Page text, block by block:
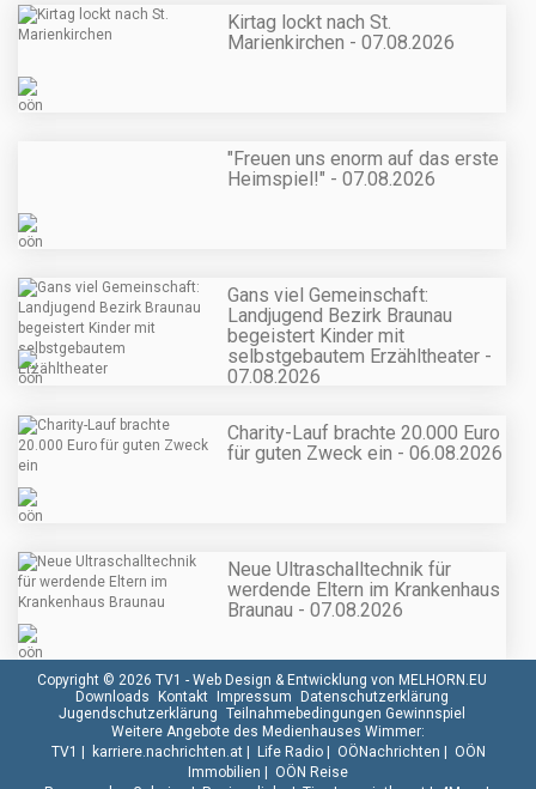
Kirtag lockt nach St.
Marienkirchen - 07.08.2026
"Freuen uns enorm auf das erste
Heimspiel!" - 07.08.2026
Gans viel Gemeinschaft:
Landjugend Bezirk Braunau
begeistert Kinder mit
selbstgebautem Erzähltheater -
07.08.2026
Charity-Lauf brachte 20.000 Euro
für guten Zweck ein - 06.08.2026
Neue Ultraschalltechnik für
werdende Eltern im Krankenhaus
Braunau - 07.08.2026
Copyright © 2026 TV1 - Web Design & Entwicklung von MELHORN.EU
Downloads Kontakt Impressum Datenschutzerklärung
Jugendschutzerklärung Teilnahmebedingungen Gewinnspiel
Weitere Angebote des Medienhauses Wimmer:
TV1 | karriere.nachrichten.at| Life Radio| OÖNachrichten | OÖN
Immobilien | OÖN Reise